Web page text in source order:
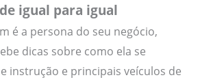
igual para igual
é a persona do seu negócio,
dicas sobre como ela se
instrução e principais veículos de